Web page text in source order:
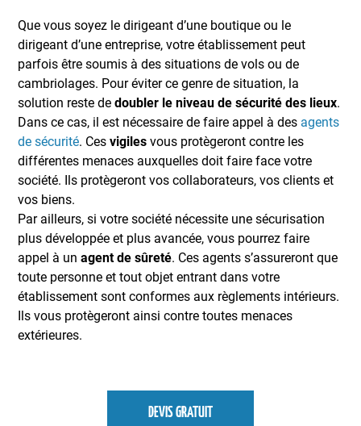
Que vous soyez le dirigeant d’une boutique ou le
dirigeant d’une entreprise, votre établissement peut
parfois être soumis à des situations de vols ou de
cambriolages. Pour éviter ce genre de situation, la
solution reste dedoubler le niveau de sécurité des lieux.
Dans ce cas, il est nécessaire de faire appel à des agents
de sécurité. Cesvigiles vous protègeront contre les
différentes menaces auxquelles doit faire face votre
société. Ils protègeront vos collaborateurs, vos clients et
vos biens.
Par ailleurs, si votre société nécessite une sécurisation
plus développée et plus avancée, vous pourrez faire
appel à unagent de sûreté. Ces agents s’assureront que
toute personne et tout objet entrant dans votre
établissement sont conformes aux règlements intérieurs.
Ils vous protègeront ainsi contre toutes menaces
extérieures.
DEVIS GRATUIT